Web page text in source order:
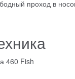
проход в
460 Fish